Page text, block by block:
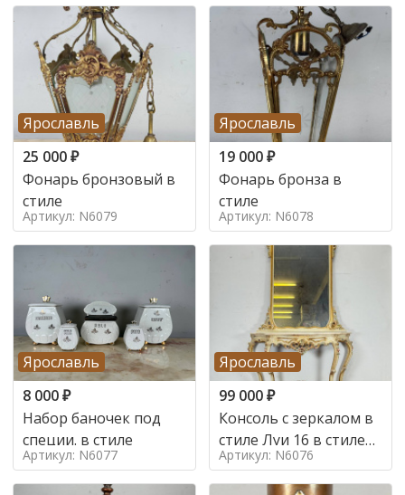
Ярославль
25 000₽
Фонарь бронзовый в
стиле
Артикул: N6079
Ярославль
19 000₽
Фонарь бронза в
стиле
Артикул: N6078
Ярославль
8 000₽
Набор баночек под
специи. в стиле
Артикул: N6077
Ярославль
99 000₽
Консоль с зеркалом в
стиле Луи 16 в стиле
Луи 16, Италия,
Артикул: N6076